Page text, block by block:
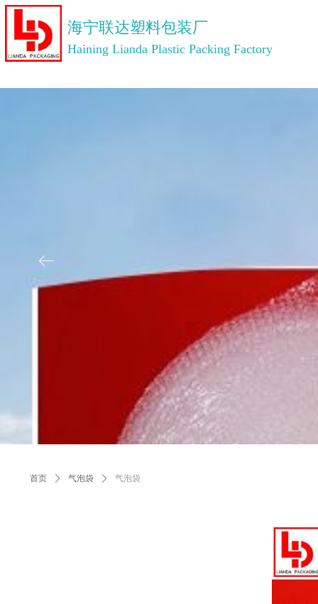
海宁联达塑料包装厂
Haining Lianda Plastic Packing Factory
ꂃ
首页 ꄲ 气泡袋 ꄲ 气泡袋